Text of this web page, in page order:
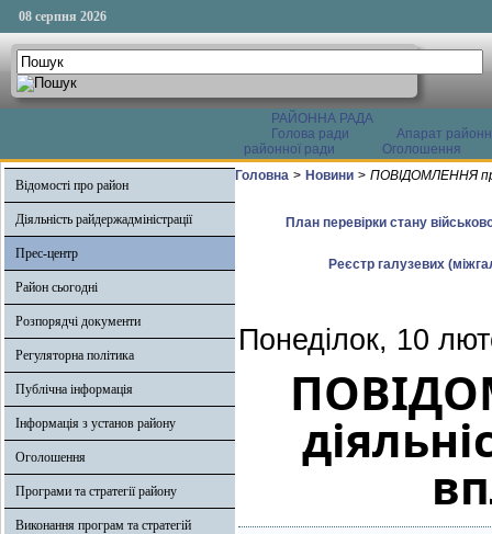
08 серпня 2026
РАЙОННА РАДА
Голова ради
Апарат
районної ради
Оголошення
Відомості про район
Діяльність райдержадміністрації
Прес-центр
Район сьогодні
Розпорядчі документи
Регуляторна політика
Публічна інформація
Інформація з установ району
Оголошення
Програми та стратегії району
Виконання програм та стратегій
Головна > Новини > ПОВІДОМЛЕННЯ про
План перевірки стану
Реєстр галузевих
Понеділок, 10